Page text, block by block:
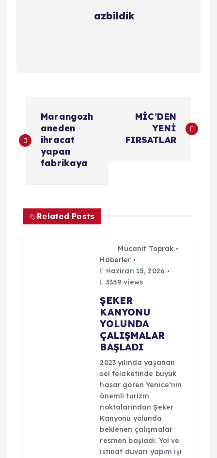
azbildik
a
g
e
Marangozh
aneden
ihracat
yapan
fabrikaya
MİC’DEN
YENİ
FIRSATLAR
Related Posts
Mücahit Toprak
Haberler
Haziran 15, 2026
3359 views
ŞEKER
KANYONU
YOLUNDA
ÇALIŞMALAR
BAŞLADI
2023 yılında yaşanan
sel felaketinde büyük
hasar gören Yenice’nin
önemli turizm
noktalarından Şeker
Kanyonu yolunda
beklenen çalışmalar
resmen başladı. Yol ve
istinat duvarı yapım işi